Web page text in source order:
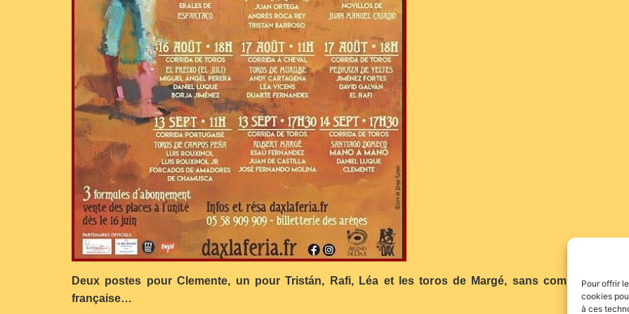
Pour offrir
cookies
à ces
Deux postes pour Clemente, un pour Tristán, Rafi, Léa et les toros de Margé, sans compter les
française…